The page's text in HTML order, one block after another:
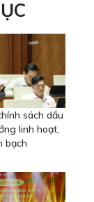
sách dầu
linh hoạt,
bạch